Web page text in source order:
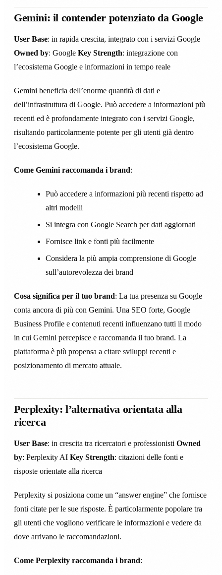
Gemini: il contender potenziato da Google
User Base: in rapida crescita, integrato con i servizi Google
Owned by: Google Key Strength: integrazione con
l’ecosistema Google e informazioni in tempo reale
Gemini beneficia dell’enorme quantità di dati e
dell’infrastruttura di Google. Può accedere a informazioni più
recenti ed è profondamente integrato con i servizi Google,
risultando particolarmente potente per gli utenti già dentro
l’ecosistema Google.
Come Gemini raccomanda i brand:
Può accedere a informazioni più recenti rispetto ad
altri modelli
Si integra con Google Search per dati aggiornati
Fornisce link e fonti più facilmente
Considera la più ampia comprensione di Google
sull’autorevolezza dei brand
Cosa significa per il tuo brand: La tua presenza su Google
conta ancora di più con Gemini. Una SEO forte, Google
Business Profile e contenuti recenti influenzano tutti il modo
in cui Gemini percepisce e raccomanda il tuo brand. La
piattaforma è più propensa a citare sviluppi recenti e
posizionamento di mercato attuale.
Perplexity: l’alternativa orientata alla
ricerca
User Base: in crescita tra ricercatori e professionisti Owned
by: Perplexity AI Key Strength: citazioni delle fonti e
risposte orientate alla ricerca
Perplexity si posiziona come un “answer engine” che fornisce
fonti citate per le sue risposte. È particolarmente popolare tra
gli utenti che vogliono verificare le informazioni e vedere da
dove arrivano le raccomandazioni.
Come Perplexity raccomanda i brand: